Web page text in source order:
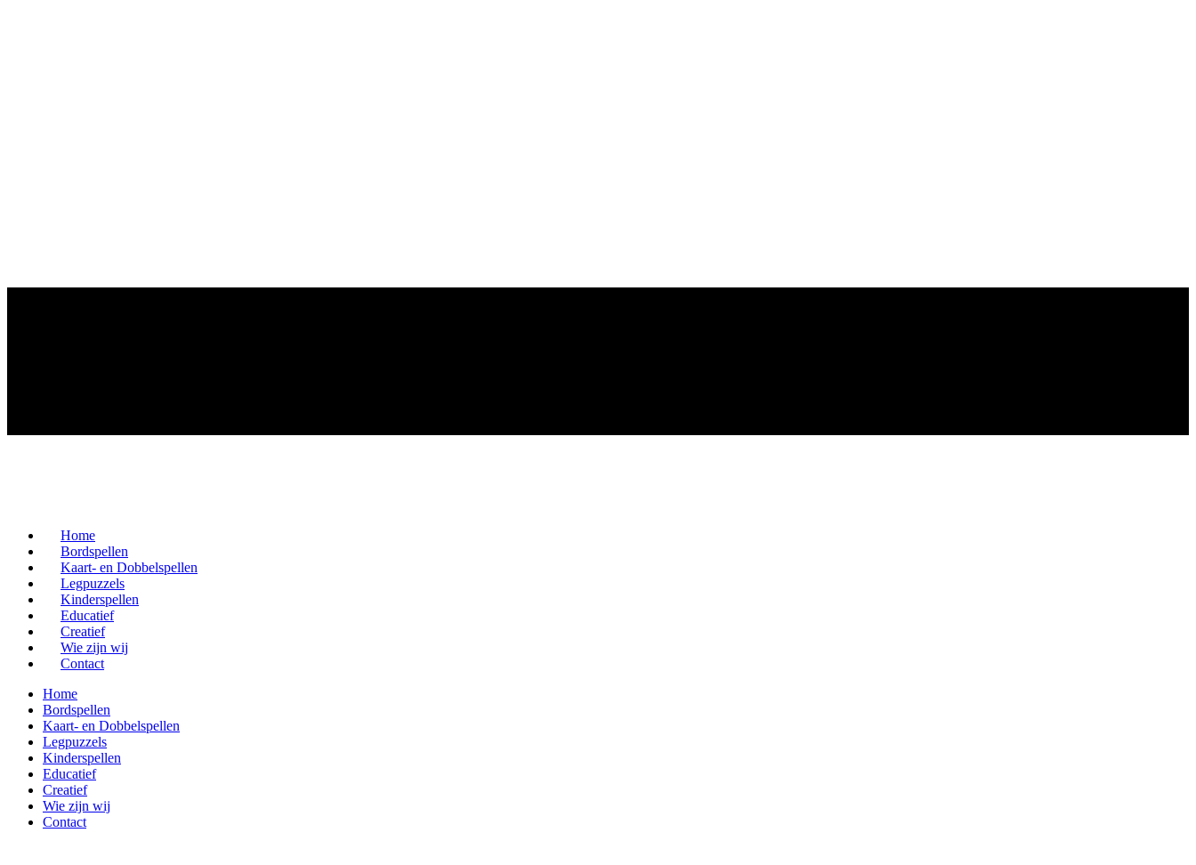
Home
Bordspellen
Kaart- en Dobbelspellen
Legpuzzels
Kinderspellen
Educatief
Creatief
Wie zijn wij
Contact
Home
Bordspellen
Kaart- en Dobbelspellen
Legpuzzels
Kinderspellen
Educatief
Creatief
Wie zijn wij
Contact